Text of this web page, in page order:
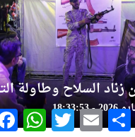
زناد السلاح وطاولة
WhatsAppTwitter Email Share